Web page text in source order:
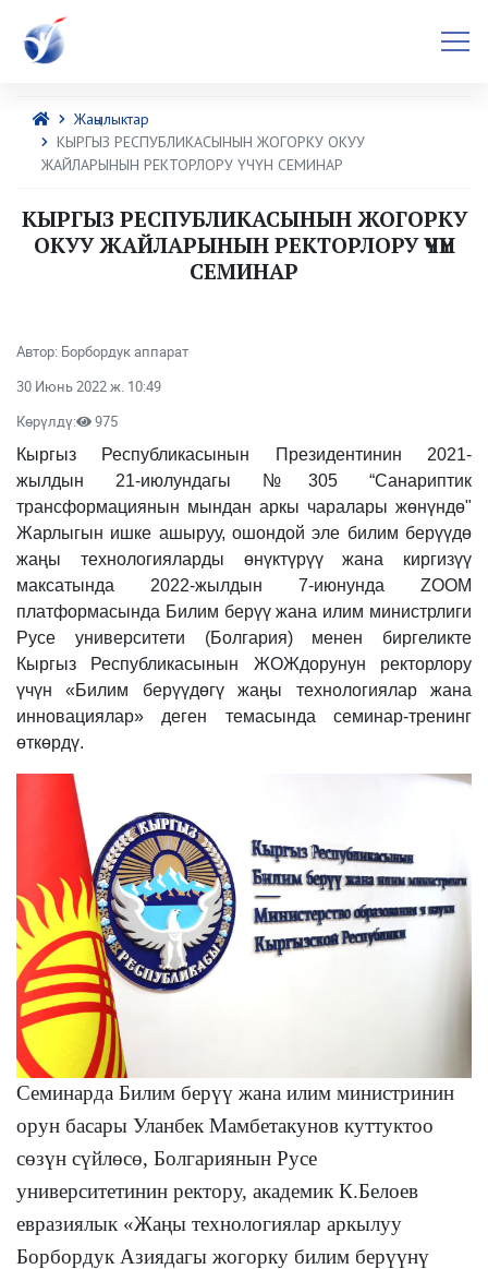
Жаңылыктар
КЫРГЫЗ РЕСПУБЛИКАСЫНЫН ЖОГОРКУ ОКУУ
ЖАЙЛАРЫНЫН РЕКТОРЛОРУ ҮЧҮН СЕМИНАР
КЫРГЫЗ РЕСПУБЛИКАСЫНЫН ЖОГОРКУ
ОКУУ ЖАЙЛАРЫНЫН РЕКТОРЛОРУ ҮЧҮН
СЕМИНАР
Автор: Борбордук аппарат
30 Июнь 2022 ж. 10:49
Көрүлдү:
975
Кыргыз Республикасынын Президентинин 2021-
жылдын 21-июлундагы №305 “Санариптик
трансформациянын мындан аркы чаралары жөнүндө"
Жарлыгын ишке ашыруу, ошондой эле билим берүүдө
жаңы технологияларды өнүктүрүү жана киргизүү
максатында 2022-жылдын 7-июнунда ZOOM
платформасында Билим берүү жана илим министрлиги
Русе университети (Болгария) менен биргеликте
Кыргыз Республикасынын ЖОЖдорунун ректорлору
үчүн «Билим берүүдөгү жаңы технологиялар жана
инновациялар» деген темасында семинар-тренинг
өткөрдү.
Семинарда Билим берүү жана илим министринин
орун басары Уланбек Мамбетакунов куттуктоо
сөзүн сүйлөсө, Болгариянын Русе
университетинин ректору, академик К.Белоев
евразиялык «Жаңы технологиялар аркылуу
Борбордук Азиядагы жогорку билим берүүнү